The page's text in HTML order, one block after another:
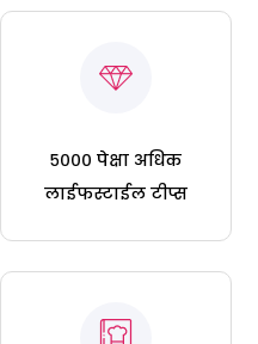
५००० पेक्षा अधिक
लाईफस्टाईल टीप्स